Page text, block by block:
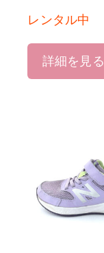
レンタル中
詳細を見る